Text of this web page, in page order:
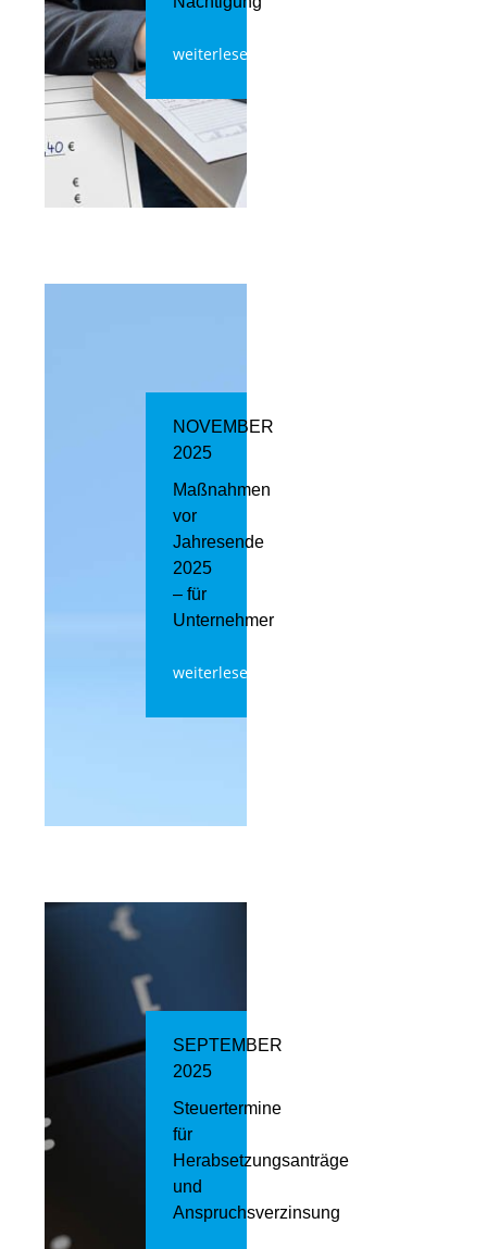
weiterlesen
NOVEMBER
2025
Maßnahmen
vor
Jahresende
2025
– für
Unternehmer
weiterlesen
SEPTEMBER
2025
Steuertermine
für
Herabsetzungsanträge
und
Anspruchsverzinsung